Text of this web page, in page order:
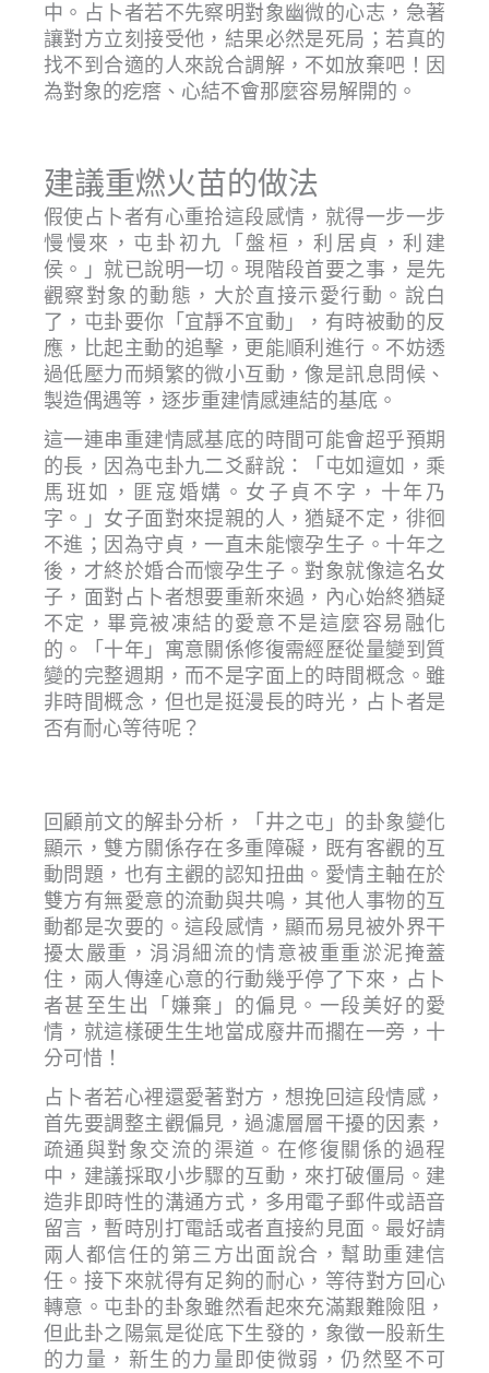
中。占卜者若不先察明對象幽微的心志，急著
讓對方立刻接受他，結果必然是死局；若真的
找不到合適的人來說合調解，不如放棄吧！因
為對象的疙瘩、心結不會那麼容易解開的。
建議重燃火苗的做法
假使占卜者有心重拾這段感情，就得一步一步
慢慢來，屯卦初九「盤桓，利居貞，利建
侯。」就已說明一切。現階段首要之事，是先
觀察對象的動態，大於直接示愛行動。說白
了，屯卦要你「宜靜不宜動」，有時被動的反
應，比起主動的追擊，更能順利進行。不妨透
過低壓力而頻繁的微小互動，像是訊息問候、
製造偶遇等，逐步重建情感連結的基底。
這一連串重建情感基底的時間可能會超乎預期
的長，因為屯卦九二爻辭說：「屯如邅如，乘
馬班如，匪寇婚媾。女子貞不字，十年乃
字。」女子面對來提親的人，猶疑不定，徘徊
不進；因為守貞，一直未能懷孕生子。十年之
後，才終於婚合而懷孕生子。對象就像這名女
子，面對占卜者想要重新來過，內心始終猶疑
不定，畢竟被凍結的愛意不是這麼容易融化
的。「十年」寓意關係修復需經歷從量變到質
變的完整週期，而不是字面上的時間概念。雖
非時間概念，但也是挺漫長的時光，占卜者是
否有耐心等待呢？
回顧前文的解卦分析，「井之屯」的卦象變化
顯示，雙方關係存在多重障礙，既有客觀的互
動問題，也有主觀的認知扭曲。愛情主軸在於
雙方有無愛意的流動與共鳴，其他人事物的互
動都是次要的。這段感情，顯而易見被外界干
擾太嚴重，涓涓細流的情意被重重淤泥掩蓋
住，兩人傳達心意的行動幾乎停了下來，占卜
者甚至生出「嫌棄」的偏見。一段美好的愛
情，就這樣硬生生地當成廢井而擱在一旁，十
分可惜！
占卜者若心裡還愛著對方，想挽回這段情感，
首先要調整主觀偏見，過濾層層干擾的因素，
疏通與對象交流的渠道。在修復關係的過程
中，建議採取小步驟的互動，來打破僵局。建
造非即時性的溝通方式，多用電子郵件或語音
留言，暫時別打電話或者直接約見面。最好請
兩人都信任的第三方出面說合，幫助重建信
任。接下來就得有足夠的耐心，等待對方回心
轉意。屯卦的卦象雖然看起來充滿艱難險阻，
但此卦之陽氣是從底下生發的，象徵一股新生
的力量，新生的力量即使微弱，仍然堅不可